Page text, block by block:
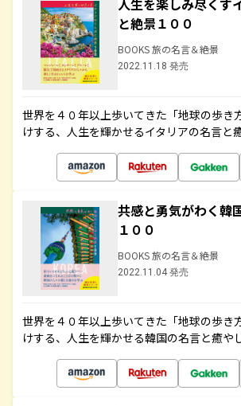
人生を楽しみ尽くす
と絶景１００
BOOKS 旅の名言＆絶景
2022.11.18 発売
世界を４０年以上歩いてきた「地球の歩き
けする、人生を輝かせるイタリアの名言と
共感と勇気がわく韓
１００
BOOKS 旅の名言＆絶景
2022.11.04 発売
世界を４０年以上歩いてきた「地球の歩き
けする、人生を輝かせる韓国の名言と癒や